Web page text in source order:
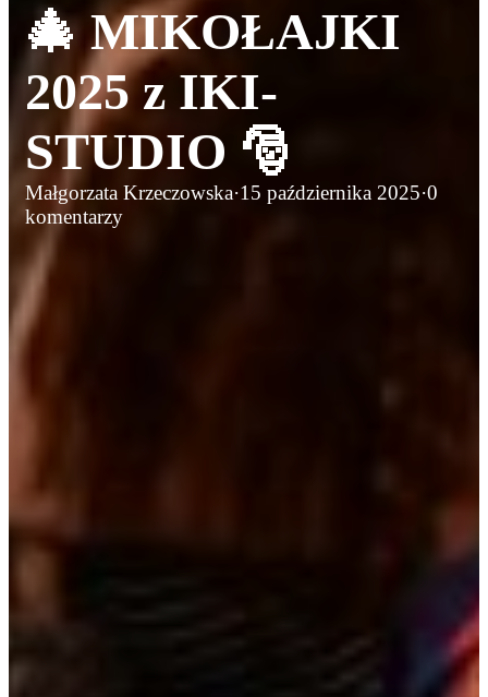
🎄 MIKOŁAJKI
2025 z IKI-
STUDIO 🎅
Małgorzata Krzeczowska·15 października 2025·0
komentarzy